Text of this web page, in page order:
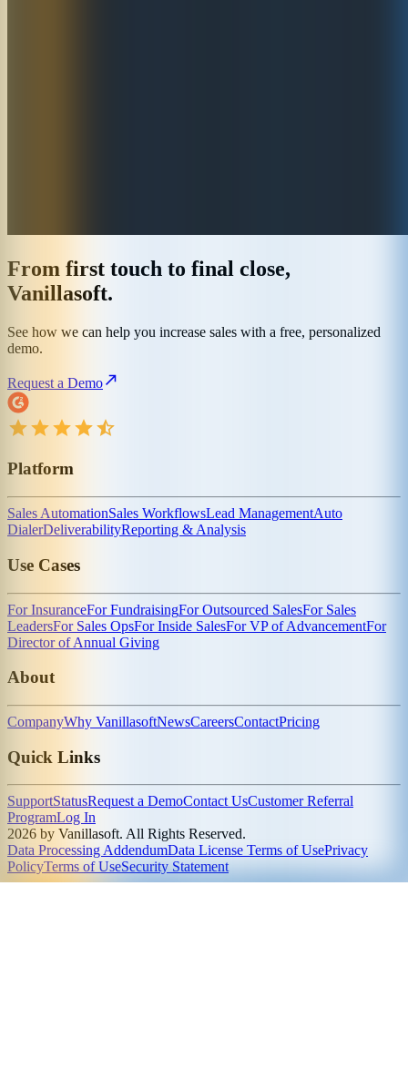
From first touch to final close,
Vanillasoft.
See how we can help you increase sales with a free, personalized
demo.
Request a Demo
Platform
Sales AutomationSales WorkflowsLead ManagementAuto
DialerDeliverabilityReporting & Analysis
Use Cases
For InsuranceFor FundraisingFor Outsourced SalesFor Sales
LeadersFor Sales OpsFor Inside SalesFor VP of AdvancementFor
Director of Annual Giving
About
CompanyWhy VanillasoftNewsCareersContactPricing
Quick Links
SupportStatusRequest a DemoContact UsCustomer Referral
ProgramLog In
2026 by Vanillasoft. All Rights Reserved.
Data Processing AddendumData License Terms of UsePrivacy
PolicyTerms of UseSecurity Statement